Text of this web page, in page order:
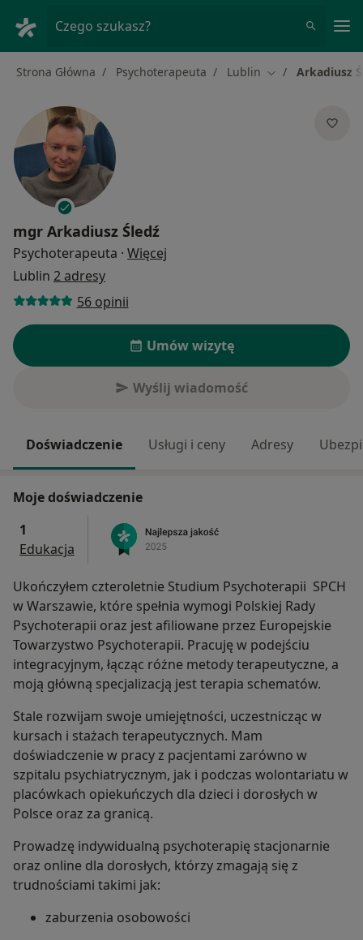
Czego szukasz?
Strona Główna Psychoterapeuta Lublin Zmień miasto
Arkadiusz
mgr Arkadiusz Śledź
Psychoterapeuta · Więcej
Lublin 2 adresy
56 opinii
Umów wizytę
Wyślij wiadomość
Doświadczenie Usługi i ceny Adresy
Moje doświadczenie
1
Edukacja
Ukończyłem czteroletnie Studium Psychoterapii SPCH
w Warszawie, które spełnia wymogi Polskiej Rady
Psychoterapii oraz jest afiliowane przez Europejskie
Towarzystwo Psychoterapii. Pracuję w podejściu
integracyjnym, łącząc różne metody terapeutyczne, a
moją główną specjalizacją jest terapia schematów.
Stale rozwijam swoje umiejętności, uczestnicząc w
kursach i stażach terapeutycznych. Mam
doświadczenie w pracy z pacjentami zarówno w
szpitalu psychiatrycznym, jak i podczas wolontariatu w
placówkach opiekuńczych dla dzieci i dorosłych w
Polsce oraz za granicą.
Prowadzę indywidualną psychoterapię stacjonarnie
oraz online dla dorosłych, którzy zmagają się z
trudnościami takimi jak:
zaburzenia osobowości